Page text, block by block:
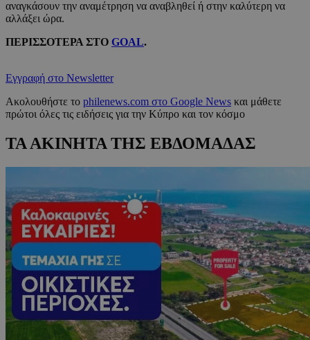
αναγκάσουν την αναμέτρηση να αναβληθεί ή στην καλύτερη να
αλλάξει ώρα.
ΠΕΡΙΣΣΟΤΕΡΑ ΣΤΟ GOAL.
Εγγραφή στο Newsletter
Ακολουθήστε το philenews.com στο Google News και μάθετε
πρώτοι όλες τις ειδήσεις για την Κύπρο και τον κόσμο
ΤΑ ΑΚΙΝΗΤΑ ΤΗΣ ΕΒΔΟΜΑΔΑΣ